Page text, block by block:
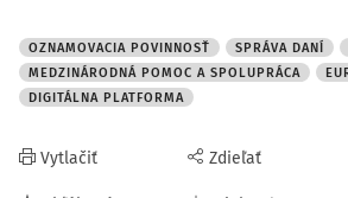
tohto zákona je zavedenie nového
daňovej transparentnosti, ktorým je
podobný inštitút ako sú simultánne kontroly,
OZNAMOVACIA POVINNOSŤ SPRÁVA DANÍ
MEDZINÁRODNÁ POMOC A SPOLUPRÁCA
DIGITÁLNA PLATFORMA
Vytlačiť Zdieľať